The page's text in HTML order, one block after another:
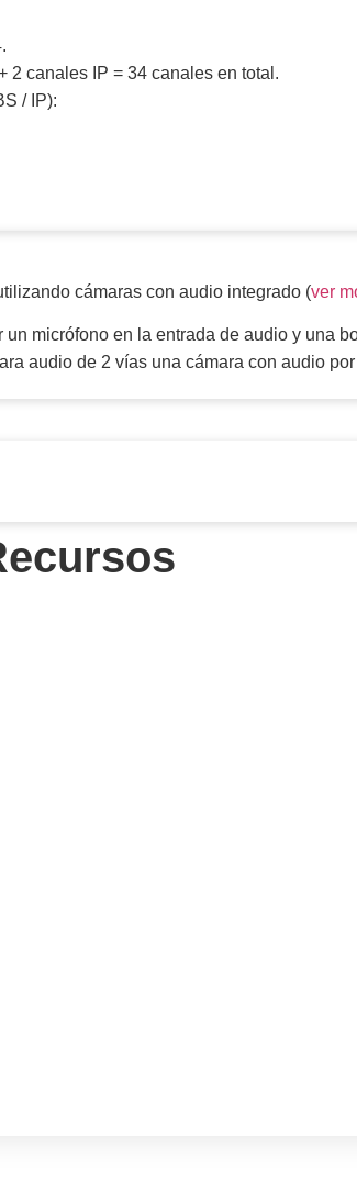
2 canales IP = 34 canales en total.
/ IP):
cámaras con audio integrado (ver
micrófono en la entrada de audio y una
audio de 2 vías una cámara con audio